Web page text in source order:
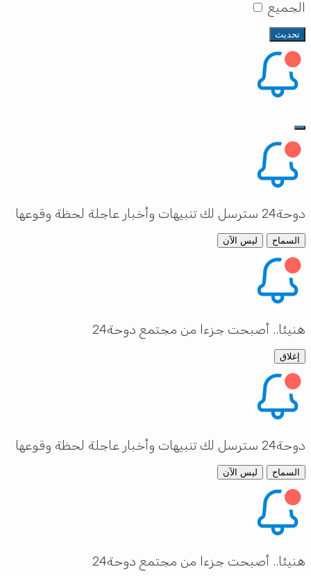
الجميع
تحديث
دوحة24 سترسل لك تنبيهات وأخبار عاجلة لحظة وقوعها
السماح ليس الآن
هنيئا.. أصبحت جزءا من مجتمع دوحة24
إغلاق
دوحة24 سترسل لك تنبيهات وأخبار عاجلة لحظة وقوعها
السماح ليس الآن
هنيئا.. أصبحت جزءا من مجتمع دوحة24